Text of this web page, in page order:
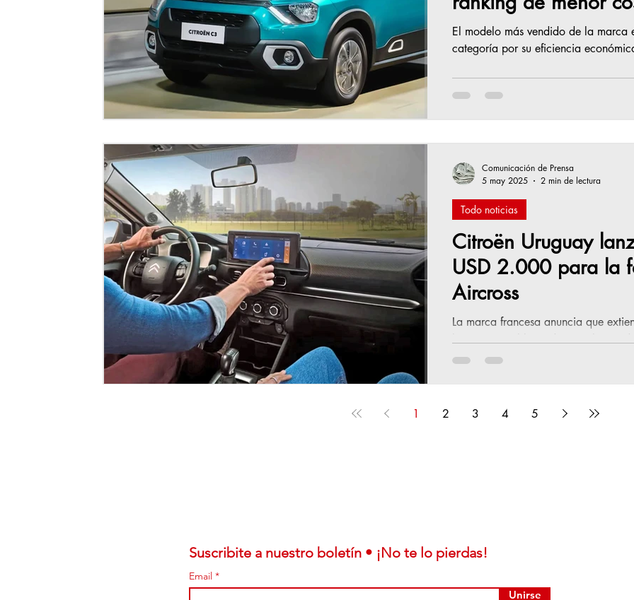
El modelo más vendido de la marca
categoría por su eficiencia
Citroën Uruguay
USD 2.000 para la
Aircross
La marca francesa anuncia que
bono especial limitado para los
Todo noticias
Comunicación de Prensa
5 may 2025
2 min de lectura
1 2 3 4 5
Suscribite a nuestro boletín • ¡No te lo pierdas!
Email
Unirse